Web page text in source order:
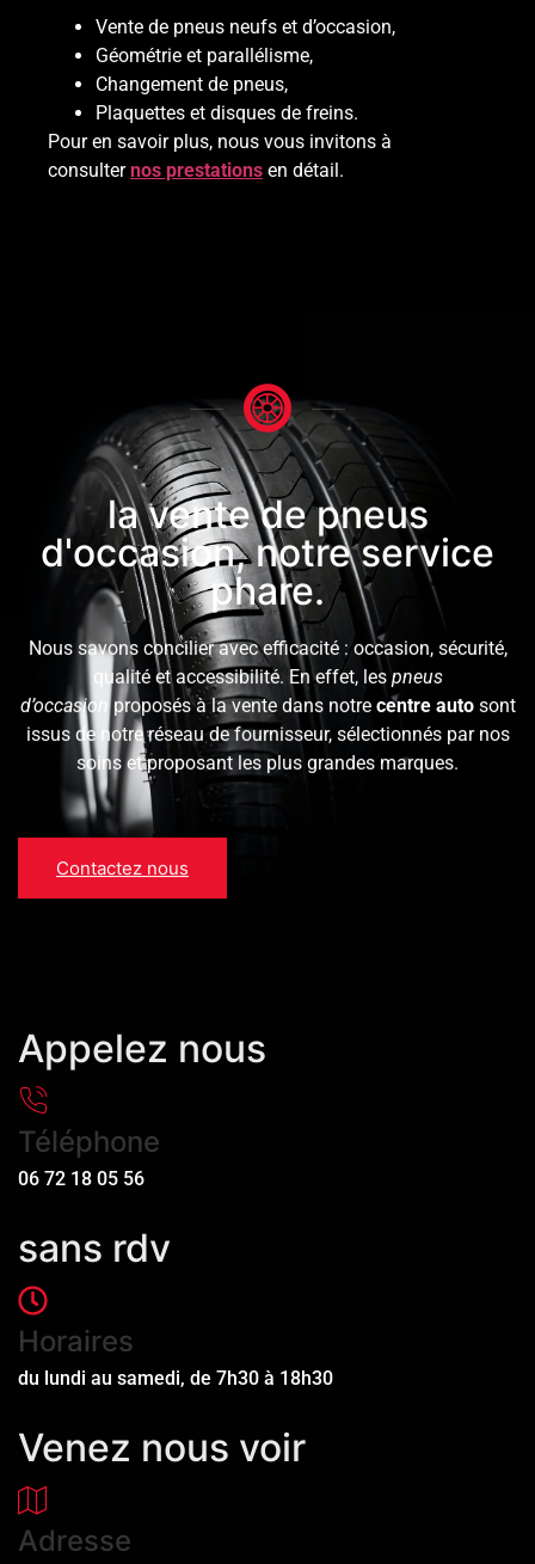
Vente de pneus neufs et d’occasion,
Géométrie et parallélisme,
Changement de pneus,
Plaquettes et disques de freins.
Pour en savoir plus, nous vous invitons à
consulternos prestations en détail.
la vente de pneus
d'occasion, notre service
phare.
Nous savons concilier avec efficacité : occasion, sécurité,
qualité et accessibilité. En effet, les pneus
d’occasion proposés à la vente dans notre centre autosont
issus de notre réseau de fournisseur, sélectionnés par nos
soins et proposant les plus grandes marques.
Contactez nous
Appelez nous
Téléphone
06 72 18 05 56
sans rdv
Horaires
du lundi au samedi, de 7h30 à 18h30
Venez nous voir
Adresse